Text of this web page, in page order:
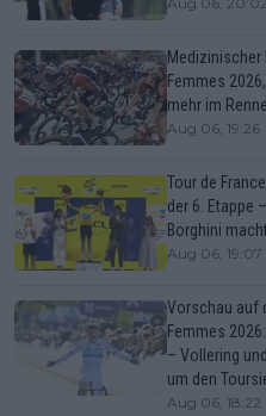
Medizinischer
Femmes
mehr im
Aug 06, 19:26
Tour de
der 6. Etappe
Borghini
Aug 06, 19:07
Vorschau auf
Femmes
– Vollering
um den
Aug 06, 18:22